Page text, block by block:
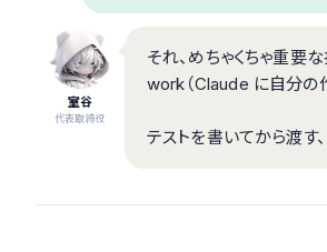
室谷
代表取締役
それ、めちゃくちゃ重
work（Claude に自分の
テストを書いてから渡す